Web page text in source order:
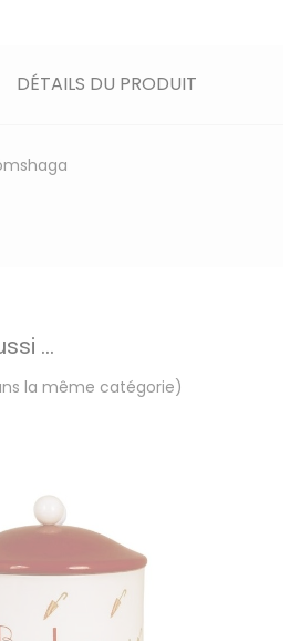
DÉTAILS DU PRODUIT
...
la même catégorie)